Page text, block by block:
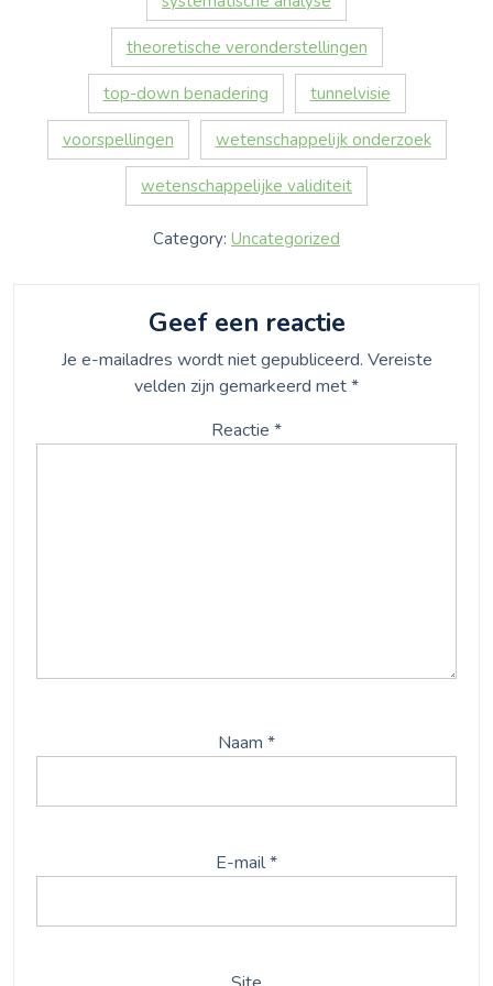
theoretische veronderstellingen
top-down benadering tunnelvisie
voorspellingen wetenschappelijk onderzoek
wetenschappelijke validiteit
Category: Uncategorized
Geef een reactie
Je e-mailadres wordt niet gepubliceerd. Vereiste
velden zijn gemarkeerd met*
Reactie *
Naam *
E-mail*